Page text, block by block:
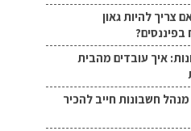
צריך להיות גאון
איך עובדים מהבית
חשבונות חייב להכיר